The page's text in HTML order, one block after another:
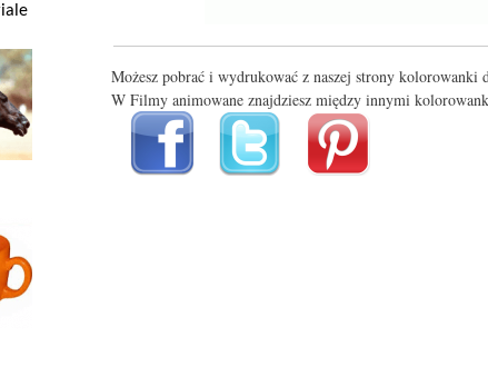
Możesz pobrać i wydrukować z naszej strony kolorowanki
W Filmy animowane znajdziesz między innymi